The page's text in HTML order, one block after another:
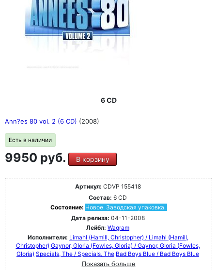
6 CD
Ann?es 80 vol. 2 (6 CD) (2008)
Есть в наличии
9950 руб. В корзину
Артикул: CDVP 155418
Состав: 6 CD
Состояние: Новое. Заводская упаковка.
Дата релиза: 04-11-2008
Лейбл: Wagram
Исполнители: Limahl (Hamill, Christopher) / Limahl (Hamill,
Christopher) Gaynor, GIoria (Fowles, Gloria) / Gaynor, GIoria (Fowles,
Gloria) Specials, The / Specials, The Bad Boys Blue / Bad Boys Blue
Показать больше